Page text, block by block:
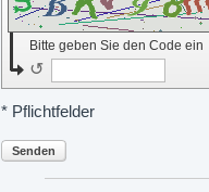
Bitte geben Sie den Code ein
↺
* Pflichtfelder
Senden